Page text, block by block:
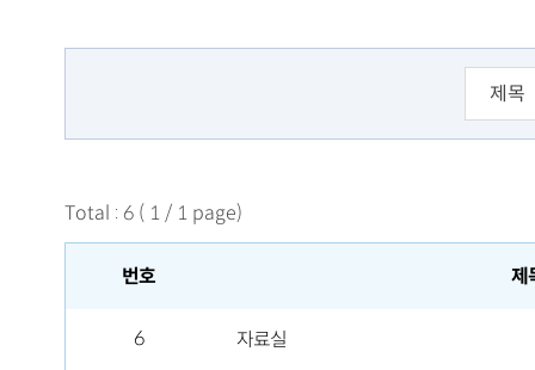
Total : 6 ( 1/ 1page)
번호 제
6 자료실